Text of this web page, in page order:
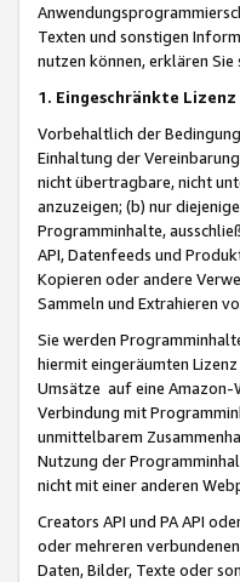
Texten und sonstigen
nutzen können, erklären Sie
1. Eingeschränkte
Vorbehaltlich der
Einhaltung der
nicht übertragbare, nicht
anzuzeigen; (b) nur
Programminhalte,
API, Datenfeeds und
Kopieren oder andere
Sammeln und Extrahieren
Sie werden
hiermit eingeräumten
Umsätze auf eine Amazon-
Verbindung mit
unmittelbarem
Nutzung der
nicht mit einer anderen
Creators API und PA API
oder mehreren
Daten, Bilder, Texte oder